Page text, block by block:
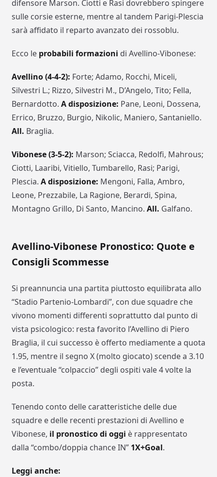
difensore Marson. Ciotti e Rasi dovrebbero spingere
sulle corsie esterne, mentre al tandem Parigi-Plescia
sarà affidato il reparto avanzato dei rossoblu.
Ecco le probabili formazioni di Avellino-Vibonese:
Avellino (4-4-2): Forte; Adamo, Rocchi, Miceli,
Silvestri L.; Rizzo, Silvestri M., D’Angelo, Tito; Fella,
Bernardotto. A disposizione: Pane, Leoni, Dossena,
Errico, Bruzzo, Burgio, Nikolic, Maniero, Santaniello.
All. Braglia.
Vibonese (3-5-2): Marson; Sciacca, Redolfi, Mahrous;
Ciotti, Laaribi, Vitiello, Tumbarello, Rasi; Parigi,
Plescia. A disposizione: Mengoni, Falla, Ambro,
Leone, Prezzabile, La Ragione, Berardi, Spina,
Montagno Grillo, Di Santo, Mancino. All. Galfano.
Avellino-Vibonese Pronostico: Quote e
Consigli Scommesse
Si preannuncia una partita piuttosto equilibrata allo
“Stadio Partenio-Lombardi”, con due squadre che
vivono momenti differenti soprattutto dal punto di
vista psicologico: resta favorito l’Avellino di Piero
Braglia, il cui successo è offerto mediamente a quota
1.95, mentre il segno X (molto giocato) scende a 3.10
e l’eventuale “colpaccio” degli ospiti vale 4 volte la
posta.
Tenendo conto delle caratteristiche delle due
squadre e delle recenti prestazioni di Avellino e
Vibonese, il pronostico di oggi è rappresentato
dalla “combo/doppia chance IN” 1X+Goal.
Leggi anche: